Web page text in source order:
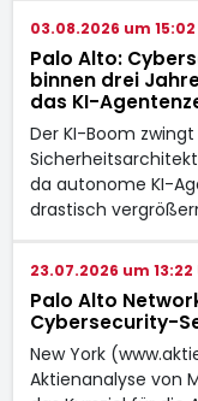
03.08.2026 um 15:02
Palo Alto:
binnen drei
das KI-
Der KI-Boom
da autonome KI-
drastisch
23.07.2026 um 13:22
Palo Alto
Cybersecurity-
New York
Aktienanalyse von